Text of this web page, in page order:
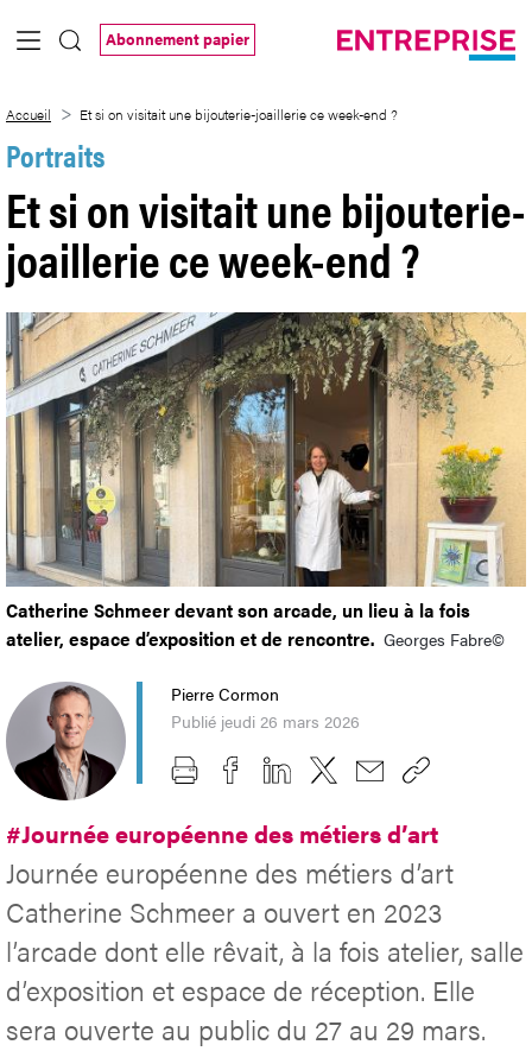
Saut au contenu principal
Abonnement papier
Accueil Et si on visitait une bijouterie-joaillerie ce week-end ?
Portraits
Et si on visitait une bijouterie-
joaillerie ce week-end ?
Catherine Schmeer devant son arcade, un lieu à la fois
atelier, espace d’exposition et de rencontre. Georges Fabre©
Pierre Cormon
Publié jeudi 26 mars 2026
#Journée européenne des métiers d’art
Journée européenne des métiers d’art
Catherine Schmeer a ouvert en 2023
l’arcade dont elle rêvait, à la fois atelier, salle
d’exposition et espace de réception. Elle
sera ouverte au public du 27 au 29 mars.